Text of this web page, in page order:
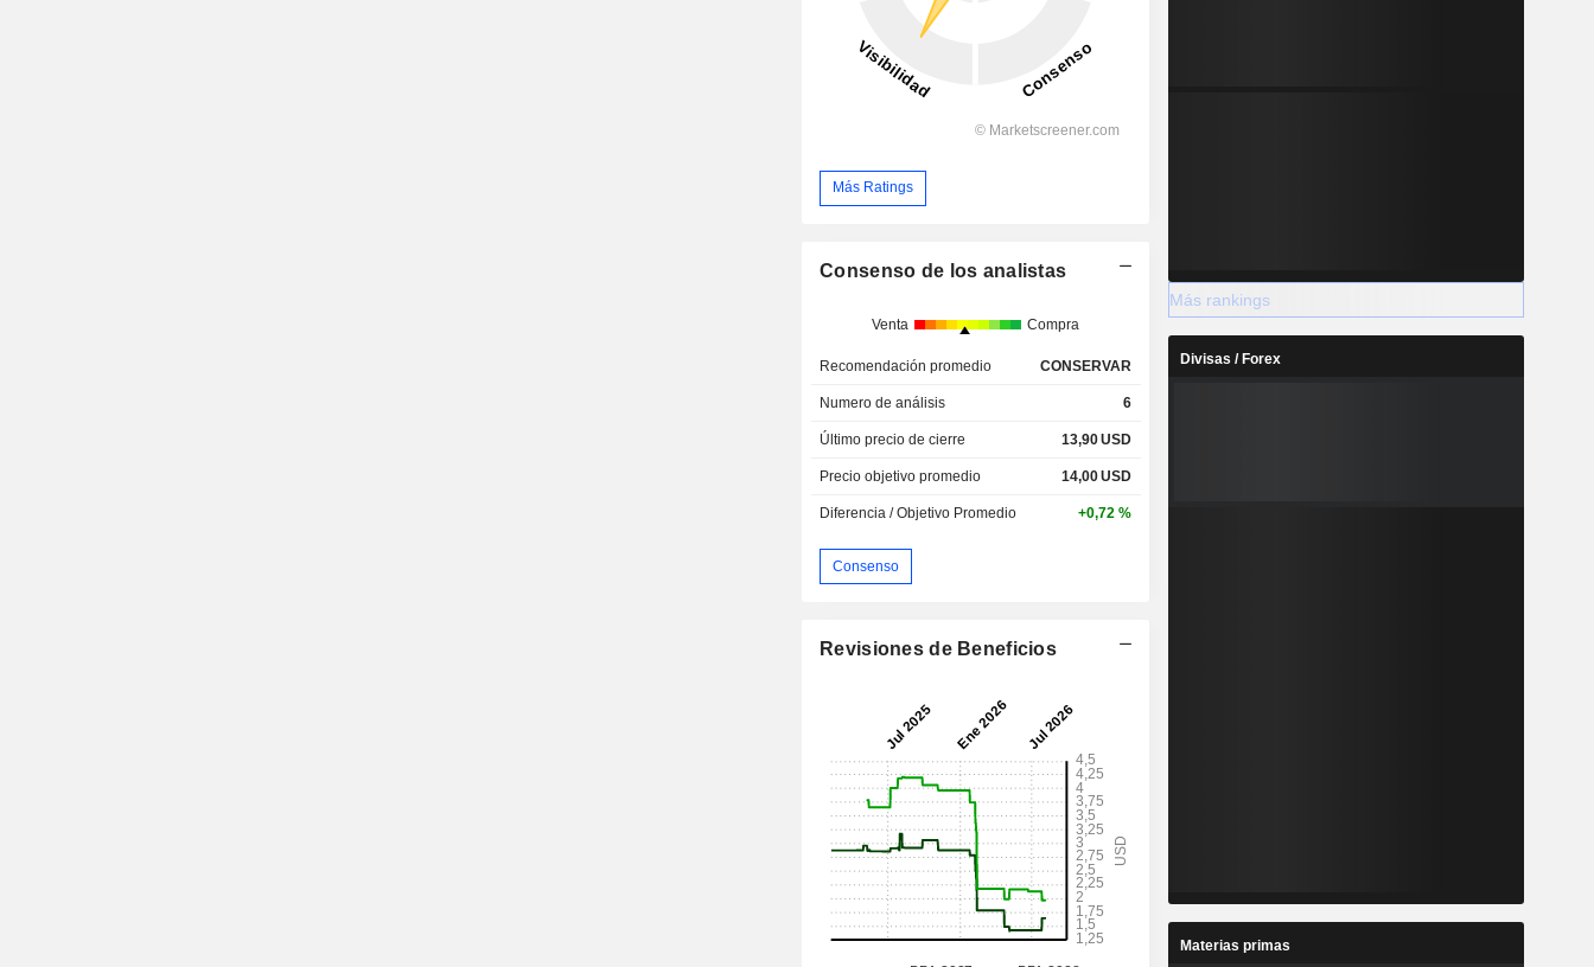
Más Ratings
Consenso de los analistas
Venta Compra
Recomendación promedio CONSERVAR
Numero de análisis 6
Último precio de cierre 13,90USD
Precio objetivo promedio 14,00USD
Diferencia / Objetivo Promedio +0,72 %
Consenso
Revisiones de Beneficios
Más rankings
Divisas / Forex
Materias primas